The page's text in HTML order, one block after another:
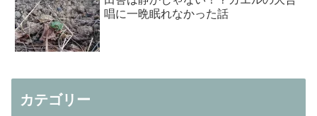
唱に一晩眠れなかった話
カテゴリー